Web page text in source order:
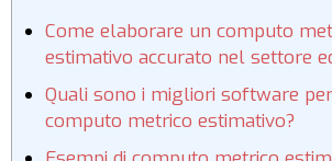
Come elaborare un computo
estimativo accurato nel settore
Quali sono i migliori software
computo metrico estimativo?